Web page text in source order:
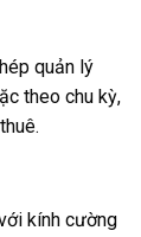
quản lý
theo chu kỳ,
kính cường